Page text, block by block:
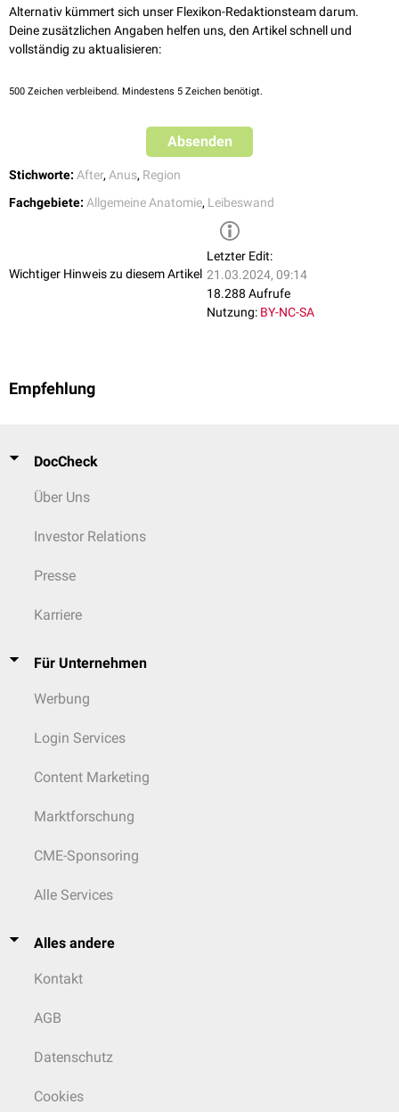
Alternativ kümmert sich unser Flexikon-Redaktionsteam darum.
Deine zusätzlichen Angaben helfen uns, den Artikel schnell und
vollständig zu aktualisieren:
500 Zeichen verbleibend. Mindestens 5 Zeichen benötigt.
Absenden
Stichworte: After, Anus, Region
Fachgebiete: Allgemeine Anatomie, Leibeswand
Wichtiger Hinweis zu diesem Artikel
Letzter Edit:
21.03.2024, 09:14
18.288 Aufrufe
Nutzung: BY-NC-SA
Empfehlung
DocCheck
Über Uns
Investor Relations
Presse
Karriere
Für Unternehmen
Werbung
Login Services
Content Marketing
Marktforschung
CME-Sponsoring
Alle Services
Alles andere
Kontakt
AGB
Datenschutz
Cookies